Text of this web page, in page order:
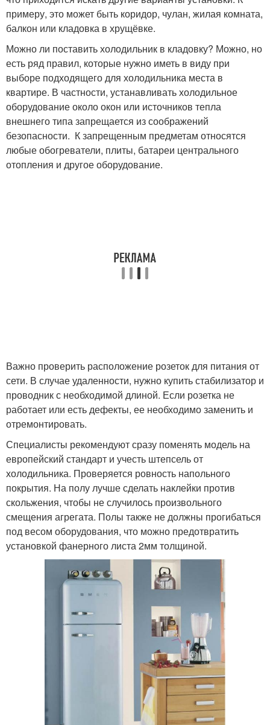
примеру, это может быть коридор, чулан, жилая комната,
балкон или кладовка в хрущёвке.
Можно ли поставить холодильник в кладовку? Можно, но
есть ряд правил, которые нужно иметь в виду при
выборе подходящего для холодильника места в
квартире. В частности, устанавливать холодильное
оборудование около окон или источников тепла
внешнего типа запрещается из соображений
безопасности. К запрещенным предметам относятся
любые обогреватели, плиты, батареи центрального
отопления и другое оборудование.
Важно проверить расположение розеток для питания от
сети. В случае удаленности, нужно купить стабилизатор и
проводник с необходимой длиной. Если розетка не
работает или есть дефекты, ее необходимо заменить и
отремонтировать.
Специалисты рекомендуют сразу поменять модель на
европейский стандарт и учесть штепсель от
холодильника. Проверяется ровность напольного
покрытия. На полу лучше сделать наклейки против
скольжения, чтобы не случилось произвольного
смещения агрегата. Полы также не должны прогибаться
под весом оборудования, что можно предотвратить
установкой фанерного листа 2мм толщиной.